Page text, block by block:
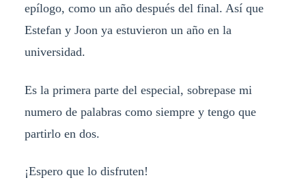
epílogo, como un año después del final. Así que
Estefan y Joon ya estuvieron un año en la
universidad.
Es la primera parte del especial, sobrepase mi
numero de palabras como siempre y tengo que
partirlo en dos.
¡Espero que lo disfruten!